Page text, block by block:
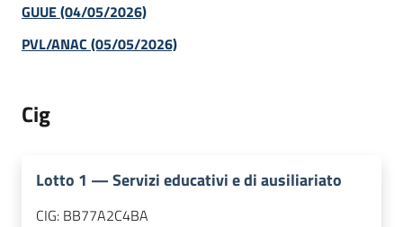
GUUE (04/05/2026)
PVL/ANAC (05/05/2026)
Cig
Lotto 1 —Servizi educativi e di ausiliariato
CIG: BB77A2C4BA